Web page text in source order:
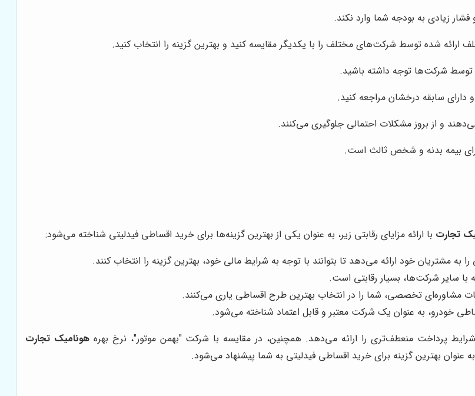
زیادی به بودجه شما وارد نکند.
ارائه شده توسط شرکت‌های مختلف را با یکدیگر مقایسه کنید و بهترین گزینه را انتخاب کنید.
توسط شرکت‌ها توجه داشته باشید.
سابقه درخشان مراجعه کنید.
و از بروز مشکلات احتمالی جلوگیری می‌کنند.
بیمه بدنه و شخص ثالث است.
تجارت با ارائه مزایای رقابتی زیر، به عنوان یکی از بهترین گزینه‌ها برای خرید اقساطی فیدلیتی شناخته می‌شود:
به مشتریان خود ارائه می‌دهد تا بتوانند با توجه به شرایط مالی خود، بهترین گزینه را انتخاب کنند.
با سایر شرکت‌ها، بسیار رقابتی است.
مشاوره‌ای تخصصی، شما را در انتخاب بهترین طرح اقساطی یاری می‌کنند.
خودرو، به عنوان یک شرکت معتبر و قابل اعتماد شناخته می‌شود.
شرایط پرداخت منعطف‌تری را ارائه می‌دهد. همچنین، در مقایسه با شرکت "بهمن موتور"، نرخ بهرههونامیک تجارت
به عنوان بهترین گزینه برای خرید اقساطی فیدلیتی به شما پیشنهاد می‌شود.